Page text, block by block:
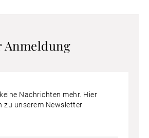
Anmeldung
Nachrichten mehr. Hier
zu unserem Newsletter